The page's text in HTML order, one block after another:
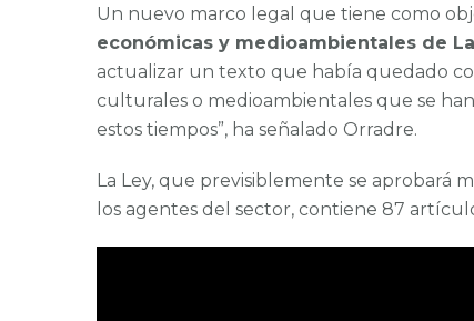
Un nuevo marco legal que tiene como
económicas y medioambientales de
actualizar un texto que había quedado
culturales o medioambientales que se
estos tiempos”, ha señalado Orradre.
La Ley, que previsiblemente se aprobará
los agentes del sector, contiene 87